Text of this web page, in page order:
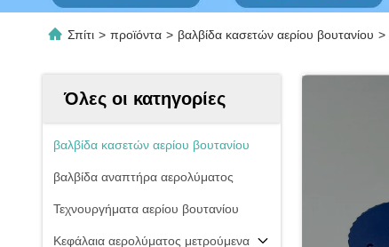
Σπίτι > προϊόντα > βαλβίδα κασετών αερίου βουτανίου >
Όλες οι κατηγορίες
βαλβίδα κασετών αερίου βουτανίου
βαλβίδα αναπτήρα αερολύματος
Τεχνουργήματα αερίου βουτανίου
Κεφάλαια αερολύματος μετρούμενα